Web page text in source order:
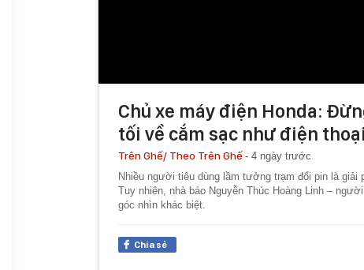
Chủ xe máy điện Honda:
tối về cắm sạc như điện
Trên Ghế/ Theo Trên Ghế - 4 ngày trước
Nhiều người tiêu dùng lầm tưởng trạm đổi pin là
Tuy nhiên, nhà báo Nguyễn Thúc Hoàng Linh –
góc nhìn khác biệt.
Chia sẻ